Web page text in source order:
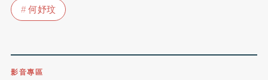
何妤玟
影音專區